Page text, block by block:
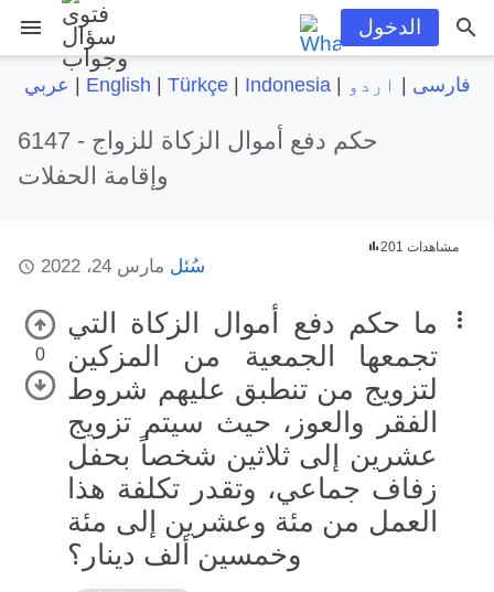
menu الدخول
عربي English Türkçe| Indonesia| فارسی اردو
6147 - حكم دفع أموال الزكاة للزواج
وإقامة الحفلات
سُئل مارس 24، 2022
201 مشاهدات
0
ما حكم دفع أموال الزكاة التي
تجمعها الجمعية من المزكين
لتزويج من تنطبق عليهم شروط
الفقر والعوز، حيث سيتم تزويج
عشرين إلى ثلاثين شخصاً بحفل
زفاف جماعي، وتقدر تكلفة هذا
العمل من مئة وعشرين إلى مئة
وخمسين ألف دينار؟